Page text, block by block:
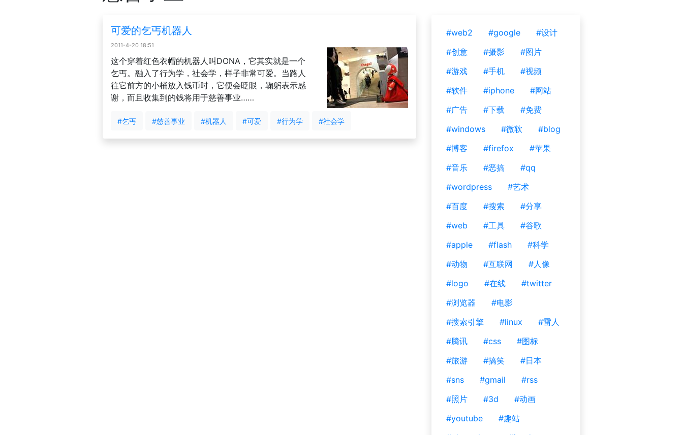
可爱的乞丐机器人
2011-4-20 18:51
这个穿着红色衣帽的机器人叫DONA，它其实就是一个
乞丐。融入了行为学，社会学，样子非常可爱。当路人
往它前方的小桶放入钱币时，它便会眨眼，鞠躬表示感
谢，而且收集到的钱将用于慈善事业……
#乞丐 #慈善事业 #机器人 #可爱 #行为学 #社会学
#web2 #google
#设计
#创意
#摄影
#图片
#游戏
#手机
#视频
#软件
#iphone
#网站
#广告
#下载
#免费
#windows
#微软
#blog
#博客
#firefox
#苹果
#音乐
#恶搞
#qq
#wordpress
#艺术
#百度
#搜索
#分享
#web
#工具
#谷歌
#apple
#flash
#科学
#动物
#互联网
#人像
#logo
#在线
#twitter
#浏览器
#电影
#搜索引擎
#linux
#雷人
#腾讯
#css
#图标
#旅游
#搞笑
#日本
#sns
#gmail
#rss
#照片
#3d
#动画
#youtube
#趣站